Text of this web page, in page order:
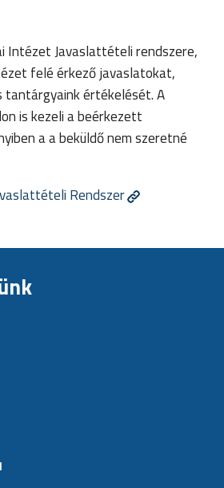
Intézet Javaslattételi rendszere,
felé érkező javaslatokat,
értékelését. A
is kezeli a beérkezett
a a beküldő nem szeretné
Rendszer